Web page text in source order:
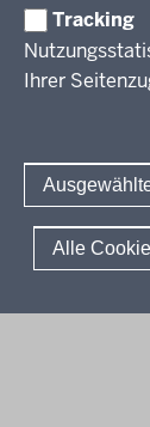
Tracking
Ihrer
Alle
Wir über uns
Berichtswesen
KI:EB
Amtsblatt
© 2026 QUA-LiS
Fußzeile
Impressum